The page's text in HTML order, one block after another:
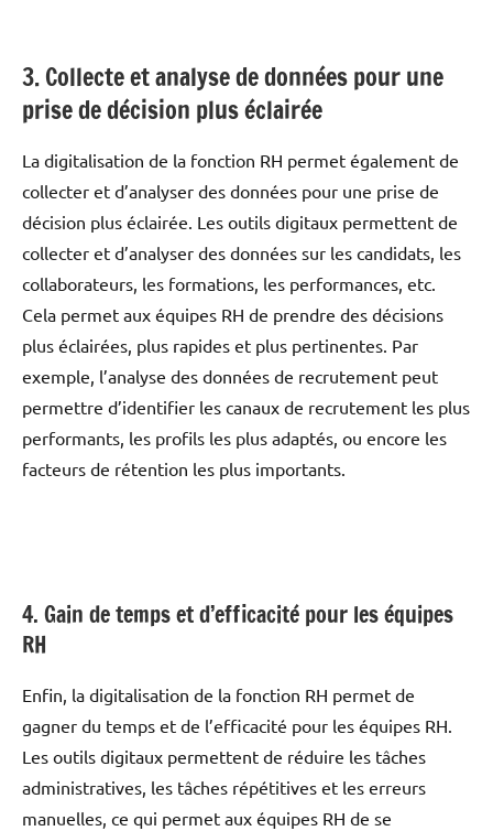
3. Collecte et analyse de données pour une
prise de décision plus éclairée
La digitalisation de la fonction RH permet également de
collecter et d’analyser des données pour une prise de
décision plus éclairée. Les outils digitaux permettent de
collecter et d’analyser des données sur les candidats, les
collaborateurs, les formations, les performances, etc.
Cela permet aux équipes RH de prendre des décisions
plus éclairées, plus rapides et plus pertinentes. Par
exemple, l’analyse des données de recrutement peut
permettre d’identifier les canaux de recrutement les plus
performants, les profils les plus adaptés, ou encore les
facteurs de rétention les plus importants.
4. Gain de temps et d’efficacité pour les équipes
RH
Enfin, la digitalisation de la fonction RH permet de
gagner du temps et de l’efficacité pour les équipes RH.
Les outils digitaux permettent de réduire les tâches
administratives, les tâches répétitives et les erreurs
manuelles, ce qui permet aux équipes RH de se